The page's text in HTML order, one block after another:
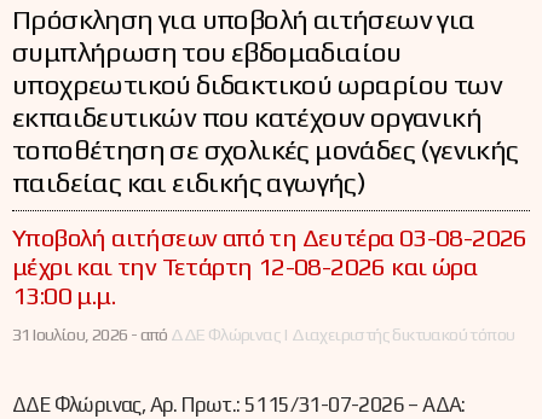
Πρόσκληση για υποβολή αιτήσεων για
συμπλήρωση του εβδομαδιαίου
υποχρεωτικού διδακτικού ωραρίου των
εκπαιδευτικών που κατέχουν οργανική
τοποθέτηση σε σχολικές μονάδες (γενικής
παιδείας και ειδικής αγωγής)
Υποβολή αιτήσεων από τη Δευτέρα 03-08-2026
μέχρι και την Τετάρτη 12-08-2026 και ώρα
13:00 μ.μ.
31 Ιουλίου, 2026 -από ΔΔΕ Φλώρινας | Διαχειριστής δικτυακού τόπου
ΔΔΕ Φλώρινας, Αρ. Πρωτ.: 5115/31-07-2026 – ΑΔΑ: